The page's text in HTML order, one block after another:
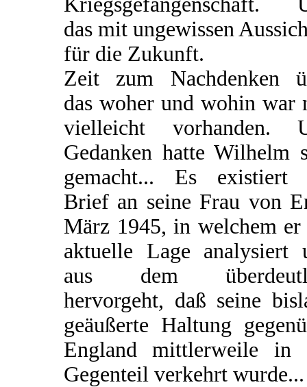
das mit ungewissen
für die Zukunft.
Zeit zum Nachdenken
das woher und wohin war
vielleicht vorhanden.
Gedanken hatte Wilhelm
gemacht... Es existiert
Brief an seine Frau von
März 1945, in welchem er
aktuelle Lage analysiert
aus dem
hervorgeht, daß seine
geäußerte Haltung
England mittlerweile in
Gegenteil verkehrt wurde...